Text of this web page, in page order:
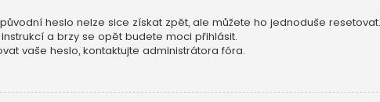
heslo nelze sice získat zpět, ale můžete ho jednoduše
a brzy se opět budete moci přihlásit.
vaše heslo, kontaktujte administrátora fóra.